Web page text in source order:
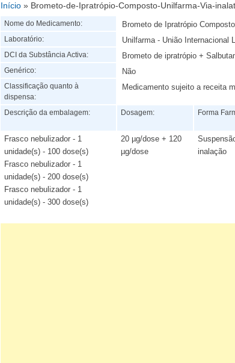
Está aqui
Início » Brometo-de-Ipratrópio-Composto-Unilfarma-Via-
Nome do Medicamento: Brometo de Ipratrópio
Laboratório: Unilfarma - União Internacional
DCI da Substância Activa: Brometo de ipratrópio +
Genérico: Não
Classificação quanto à
dispensa:
Medicamento sujeito a receita
Descrição da embalagem:
Frasco nebulizador - 1
unidade(s) - 100 dose(s)
Frasco nebulizador - 1
unidade(s) - 200 dose(s)
Frasco nebulizador - 1
unidade(s) - 300 dose(s)
Dosagem:
20 µg/dose + 120
µg/dose
Forma
inalação